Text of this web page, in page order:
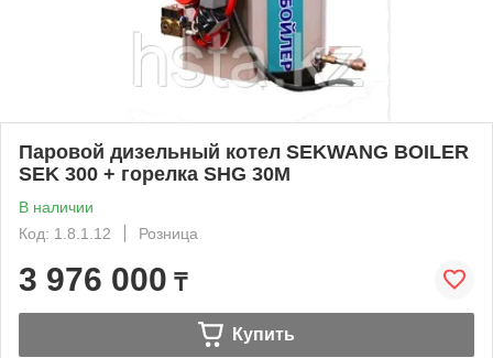
Паровой дизельный котел SEKWANG BOILER
SEK 300 + горелка SHG 30M
В наличии
Код: 1.8.1.12
Розница
3 976 000 ₸
Купить